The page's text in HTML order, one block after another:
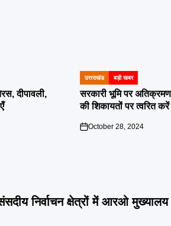
दीपावली,
POSTED
IN
उत्तराखंड बड़ी खबर
सरकारी भूमि पर अतिक्रमण
की शिकायतों पर त्वरित
on
October 28, 2024
निर्वाचन क्षेत्रों में आरओ